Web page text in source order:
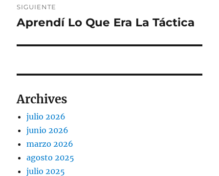
SIGUIENTE
Entrada
Aprendí Lo Que Era La Táctica
Archives
julio 2026
junio 2026
marzo 2026
agosto 2025
julio 2025